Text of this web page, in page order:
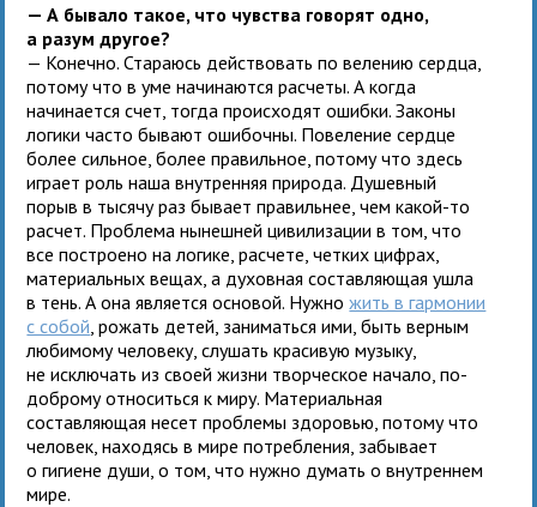
— А бывало такое, что чувства говорят одно,
а разум другое?
— Конечно. Стараюсь действовать по велению сердца,
потому что в уме начинаются расчеты. А когда
начинается счет, тогда происходят ошибки. Законы
логики часто бывают ошибочны. Повеление сердце
более сильное, более правильное, потому что здесь
играет роль наша внутренняя природа. Душевный
порыв в тысячу раз бывает правильнее, чем какой-то
расчет. Проблема нынешней цивилизации в том, что
все построено на логике, расчете, четких цифрах,
материальных вещах, а духовная составляющая ушла
в тень. А она является основой. Нужножить в гармонии
с собой , рожать детей, заниматься ими, быть верным
любимому человеку, слушать красивую музыку,
не исключать из своей жизни творческое начало, по-
доброму относиться к миру. Материальная
составляющая несет проблемы здоровью, потому что
человек, находясь в мире потребления, забывает
о гигиене души, о том, что нужно думать о внутреннем
мире.